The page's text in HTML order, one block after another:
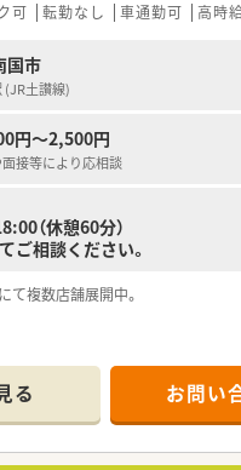
可 転勤なし 車通勤可 高時給
国市
(JR土讃線)
円～2,500円
接等により応相談
（休憩60分）
ご相談ください。
て複数店舗展開中。
る お問い